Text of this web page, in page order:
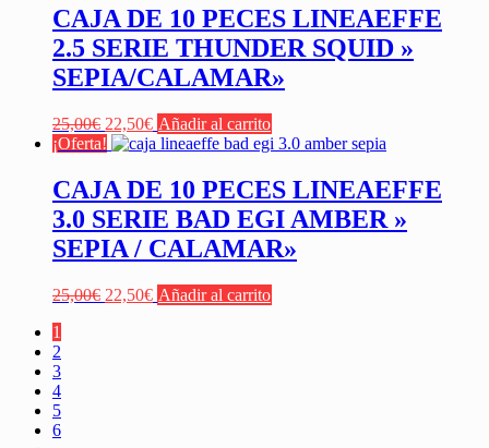
era:
25,00€.
es:
22,50€.
CAJA DE 10 PECES LINEAEFFE
2.5 SERIE THUNDER SQUID »
SEPIA/CALAMAR»
25,00€ El
precio
era:
25,00€.
22,50€El
precio
es:
22,50€.
Añadir al carrito
¡Oferta!
CAJA DE 10 PECES LINEAEFFE
3.0 SERIE BAD EGI AMBER »
SEPIA / CALAMAR»
25,00€ El
22,50€ElAñadir al carrito
1
2
3
4
5
6